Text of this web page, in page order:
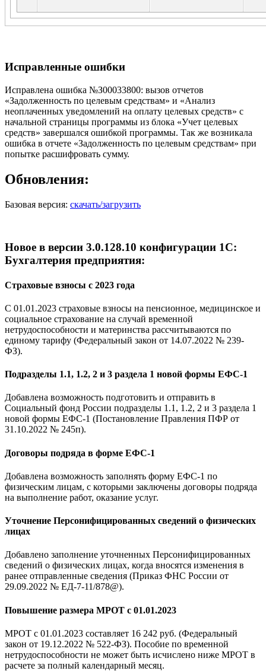
Исправленные ошибки
Исправлена ошибка №З00033800: вызов отчетов
«Задолженность по целевым средствам» и «Анализ
неоплаченных уведомлений на оплату целевых средств» с
начальной страницы программы из блока «Учет целевых
средств» завершался ошибкой программы. Так же возникала
ошибка в отчете «Задолженность по целевым средствам» при
попытке расшифровать сумму.
Обновления:
Базовая версия: скачать/загрузить
Новое в версии 3.0.128.10 конфигурации 1С:
Бухгалтерия предприятия:
Страховые взносы с 2023 года
С 01.01.2023 страховые взносы на пенсионное, медицинское и
социальное страхование на случай временной
нетрудоспособности и материнства рассчитываются по
единому тарифу (Федеральный закон от 14.07.2022 № 239-
ФЗ).
Подразделы 1.1, 1.2, 2 и 3 раздела 1 новой формы ЕФС-1
Добавлена возможность подготовить и отправить в
Социальный фонд России подразделы 1.1, 1.2, 2 и 3 раздела 1
новой формы ЕФС-1 (Постановление Правления ПФР от
31.10.2022 № 245п).
Договоры подряда в форме ЕФС-1
Добавлена возможность заполнять форму ЕФС-1 по
физическим лицам, с которыми заключены договоры подряда
на выполнение работ, оказание услуг.
Уточнение Персонифицированных сведений о физических
лицах
Добавлено заполнение уточненных Персонифицированных
сведений о физических лицах, когда вносятся изменения в
ранее отправленные сведения (Приказ ФНС России от
29.09.2022 № ЕД-7-11/878@).
Повышение размера МРОТ с 01.01.2023
МРОТ с 01.01.2023 составляет 16 242 руб. (Федеральный
закон от 19.12.2022 № 522-ФЗ). Пособие по временной
нетрудоспособности не может быть исчислено ниже МРОТ в
расчете за полный календарный месяц.